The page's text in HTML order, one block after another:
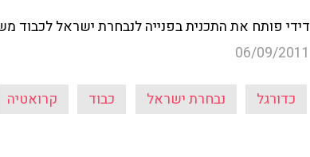
דידי פותח את התכנית בפנייה לנבחרת ישראל לכבוד
06/09/2011
כדורגל נבחרת ישראל כבוד קרואטיה